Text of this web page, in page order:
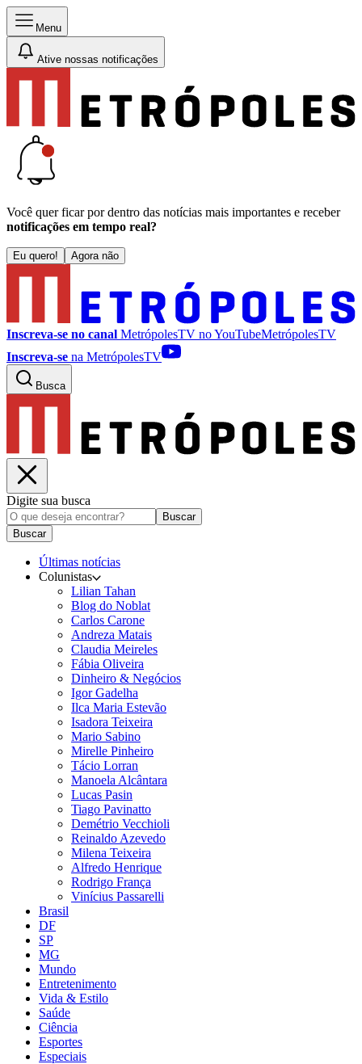
Menu
Ative nossas notificações
Você quer ficar por dentro das notícias mais importantes e receber
notificações em tempo real?
Eu quero! Agora não
Inscreva-se no canal MetrópolesTV noYouTubeMetrópolesTV
Inscreva-se na MetrópolesTV
Busca
Digite sua busca
Buscar
Buscar
Últimas notícias
Colunistas
Lilian Tahan
Blog do Noblat
Carlos Carone
Andreza Matais
Claudia Meireles
Fábia Oliveira
Dinheiro & Negócios
Igor Gadelha
Ilca Maria Estevão
Isadora Teixeira
Mario Sabino
Mirelle Pinheiro
Tácio Lorran
Manoela Alcântara
Lucas Pasin
Tiago Pavinatto
Demétrio Vecchioli
Reinaldo Azevedo
Milena Teixeira
Alfredo Henrique
Rodrigo França
Vinícius Passarelli
Brasil
DF
SP
MG
Mundo
Entretenimento
Vida & Estilo
Saúde
Ciência
Esportes
Especiais